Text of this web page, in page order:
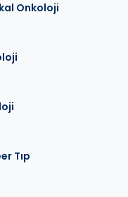
Onkoloji
Tıp